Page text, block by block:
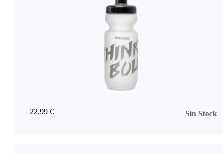
22,99 € Sin Stock